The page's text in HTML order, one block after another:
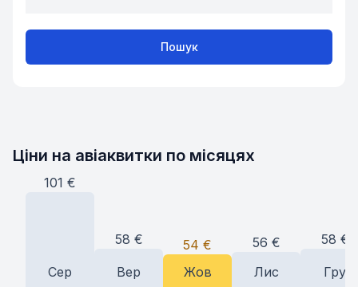
Пошук
Ціни на авіаквитки по місяцях
101 €
Сер
58 €
Вер
54 €
Жов
56 €
Лис
58 €
Гру